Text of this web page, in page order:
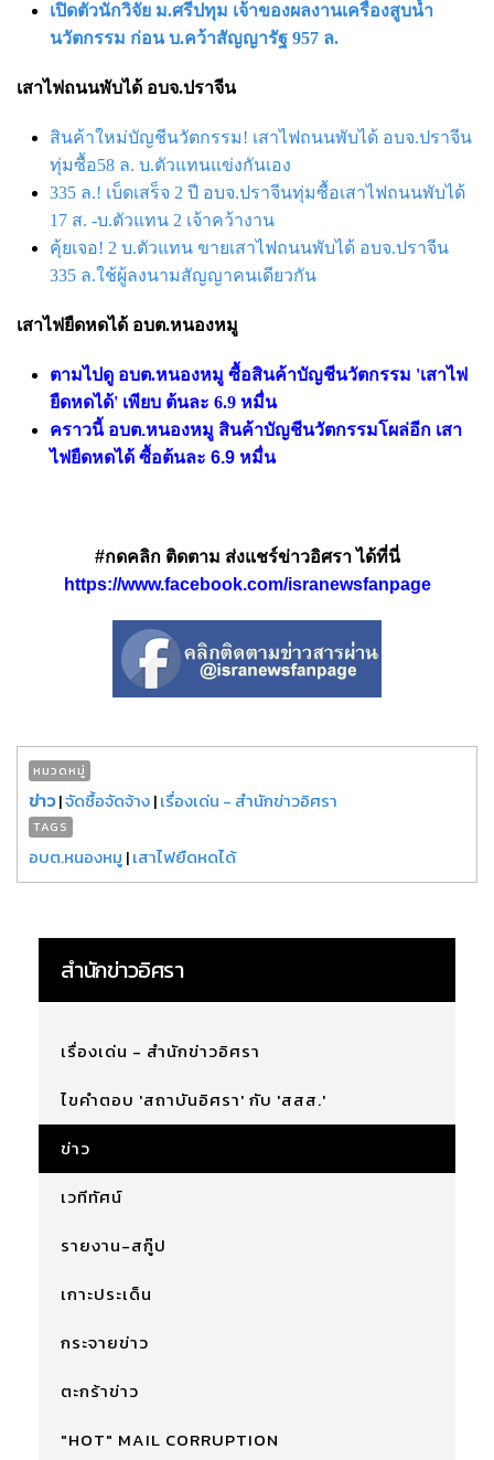
เปิดตัวนักวิจัย ม.ศรีปทุม เจ้าของผลงานเครื่องสูบน้ำ
นวัตกรรม ก่อน บ.คว้าสัญญารัฐ 957 ล.
เสาไฟถนนพับได้ อบจ.ปราจีน
สินค้าใหม่บัญชีนวัตกรรม! เสาไฟถนนพับได้ อบจ.ปราจีน
ทุ่มซื้อ58 ล. บ.ตัวแทนแข่งกันเอง
335 ล.! เบ็ดเสร็จ 2 ปี อบจ.ปราจีนทุ่มซื้อเสาไฟถนนพับได้
17 ส. -บ.ตัวแทน 2 เจ้าคว้างาน
คุ้ยเจอ! 2 บ.ตัวแทน ขายเสาไฟถนนพับได้ อบจ.ปราจีน
335 ล.ใช้ผู้ลงนามสัญญาคนเดียวกัน
เสาไฟยืดหดได้ อบต.หนองหมู
ตามไปดู อบต.หนองหมู ซื้อสินค้าบัญชีนวัตกรรม 'เสาไฟ
ยืดหดได้' เพียบ ต้นละ 6.9 หมื่น
คราวนี้ อบต.หนองหมู สินค้าบัญชีนวัตกรรมโผล่อีก เสา
ไฟยืดหดได้ ซื้อต้นละ 6.9 หมื่น
#กดคลิก ติดตาม ส่งแชร์ข่าวอิศรา ได้ที่นี่
https://www.facebook.com/isranewsfanpage
หมวดหมู่
ข่าว|จัดซื้อจัดจ้าง|เรื่องเด่น - สำนักข่าวอิศรา
TAGS
อบต.หนองหมู |เสาไฟยืดหดได้
สำนักข่าวอิศรา
เรื่องเด่น - สำนักข่าวอิศรา
ไขคำตอบ 'สถาบันอิศรา' กับ 'สสส.'
ข่าว
เวทีทัศน์
รายงาน-สกู๊ป
เกาะประเด็น
กระจายข่าว
ตะกร้าข่าว
"HOT" MAIL CORRUPTION